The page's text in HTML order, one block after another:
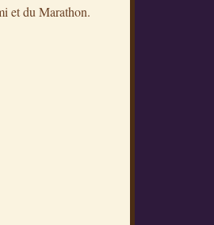
et du Marathon.